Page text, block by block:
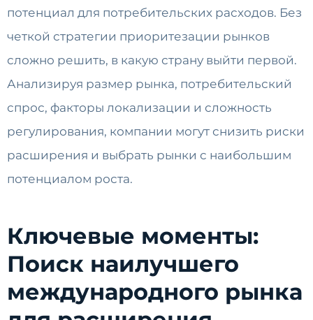
потенциал для потребительских расходов. Без
четкой стратегии приоритезации рынков
сложно решить, в какую страну выйти первой.
Анализируя размер рынка, потребительский
спрос, факторы локализации и сложность
регулирования, компании могут снизить риски
расширения и выбрать рынки с наибольшим
потенциалом роста.
Ключевые моменты:
Поиск наилучшего
международного рынка